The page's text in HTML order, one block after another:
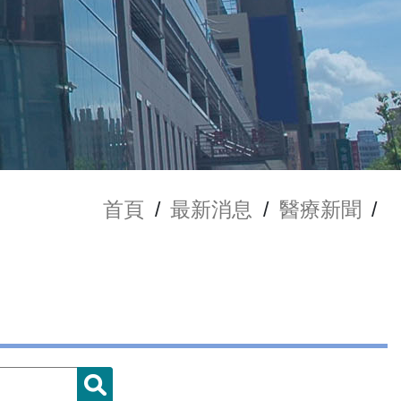
首頁 / 最新消息 / 醫療新聞 /